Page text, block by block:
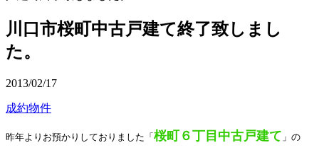
川口市桜町中古戸建て終了致しまし
た。
2013/02/17
成約物件
昨年よりお預かりしておりました「 桜町６丁目中古戸建て 」の